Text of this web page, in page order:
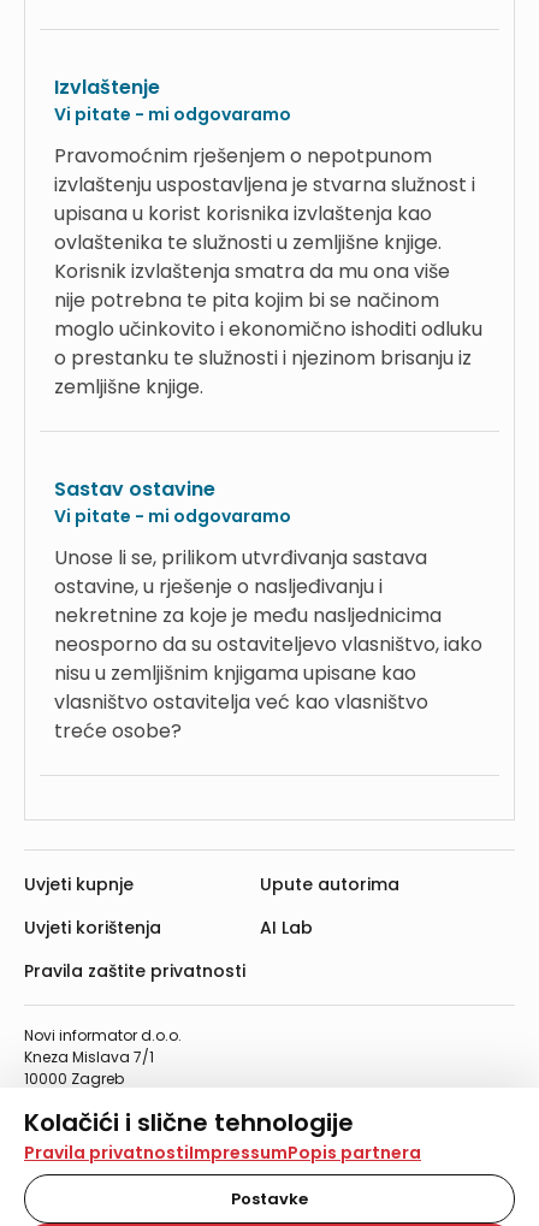
Kolačići i slične tehnologije
Na našoj web stranici koristimo kolačiće i slične
tehnologije za pohranu, čitanje i obradu informacija na
vašem uređaju. Time poboljšavamo korisničko iskustvo,
analiziramo promet na stranici te prikazujemo sadržaje i
Pravila privatnostiImpressumPopis partnera
Postavke
Izvlaštenje
Vi pitate - mi odgovaramo
Pravomoćnim rješenjem o nepotpunom
izvlaštenju uspostavljena je stvarna služnost i
upisana u korist korisnika izvlaštenja kao
ovlaštenika te služnosti u zemljišne knjige.
Korisnik izvlaštenja smatra da mu ona više
nije potrebna te pita kojim bi se načinom
moglo učinkovito i ekonomično ishoditi odluku
o prestanku te služnosti i njezinom brisanju iz
zemljišne knjige.
Sastav ostavine
Vi pitate - mi odgovaramo
Unose li se, prilikom utvrđivanja sastava
ostavine, u rješenje o nasljeđivanju i
nekretnine za koje je među nasljednicima
neosporno da su ostaviteljevo vlasništvo, iako
nisu u zemljišnim knjigama upisane kao
vlasništvo ostavitelja već kao vlasništvo
treće osobe?
Novi informator d.o.o.
Kneza Mislava 7/1
10000 Zagreb
Telefaks: 01/4612-553
info@informator.hr
PRATITE NAS:
Uvjeti kupnje
Uvjeti korištenja
Pravila zaštite privatnosti
Upute autorima
AI Lab